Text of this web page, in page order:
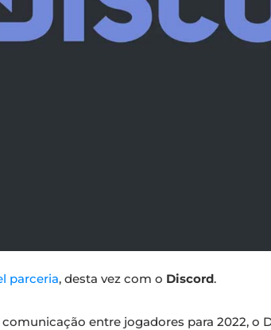
parceria, desta vez com o Discord.
entre jogadores para 2022, o